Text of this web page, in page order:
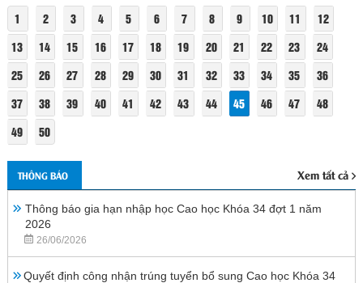
1 2 3 4 5 6 7 8 9 10 11
12
13
14 15 16 17 18 19 20 21 22 23
24
25
26 27 28 29 30 31 32 33 34 35
36
37
38 39 40 41 42 43 44 45 46 47
48
49
50
THÔNG BÁO Xem tất cả
Thông báo gia hạn nhập học Cao học Khóa 34 đợt 1 năm
2026
26/06/2026
Quyết định công nhận trúng tuyển bổ sung Cao học Khóa 34